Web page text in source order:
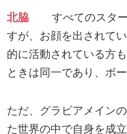
北脇
すべてのスタ
すが、お顔を出されて
的に活動されている方
ときは同一であり、ボ
ただ、グラビアメイン
た世界の中で自身を成